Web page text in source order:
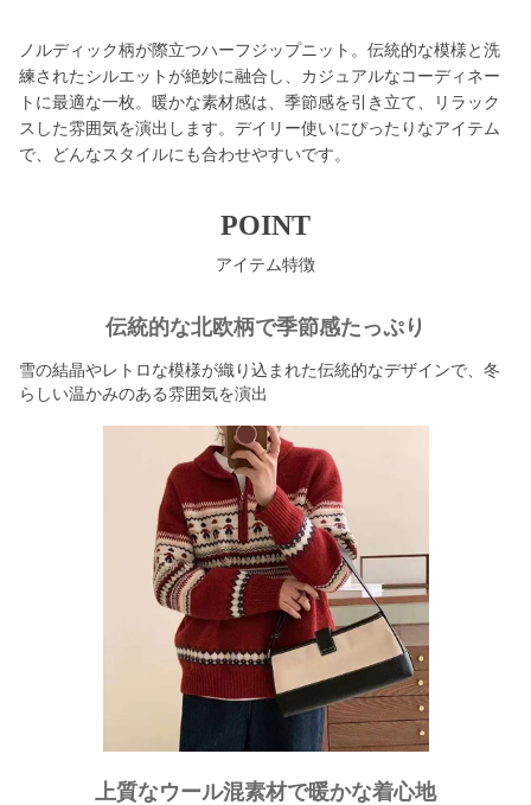
ノルディック柄が際立つハーフジップニット。伝統的な模様と洗
練されたシルエットが絶妙に融合し、カジュアルなコーディネー
トに最適な一枚。暖かな素材感は、季節感を引き立て、リラック
スした雰囲気を演出します。デイリー使いにぴったりなアイテム
で、どんなスタイルにも合わせやすいです。
POINT
アイテム特徴
伝統的な北欧柄で季節感たっぷり
雪の結晶やレトロな模様が織り込まれた伝統的なデザインで、冬
らしい温かみのある雰囲気を演出
上質なウール混素材で暖かな着心地